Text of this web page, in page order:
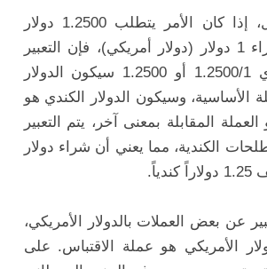
على سبيل المثال، إذا كان الأمر يتطلب 1.2500 دولار
(دولار كندي) لشراء 1 دولار (دولار أمريكي)، فإن التعبير
USD/CAD يساوي 1.2500/1 أو 1.2500 سيكون الدولار
الأساسية، وسيكون الدولار الكندي هو
العملة المقابلة بمعنى آخر، يتم التعبير
الكندية، مما يعني أن شراء دولار
عن بعض العملات بالدولار الأمريكي،
الأمريكي هو عملة الاقتباس. على